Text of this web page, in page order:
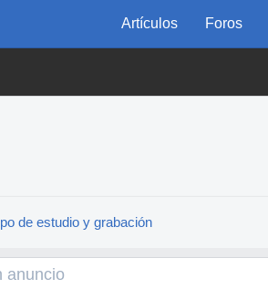
Artículos Foros
de estudio y grabación